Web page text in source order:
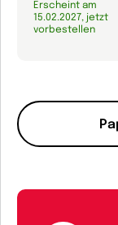
Erscheint am
15.02.2027, jetzt
vorbestellen